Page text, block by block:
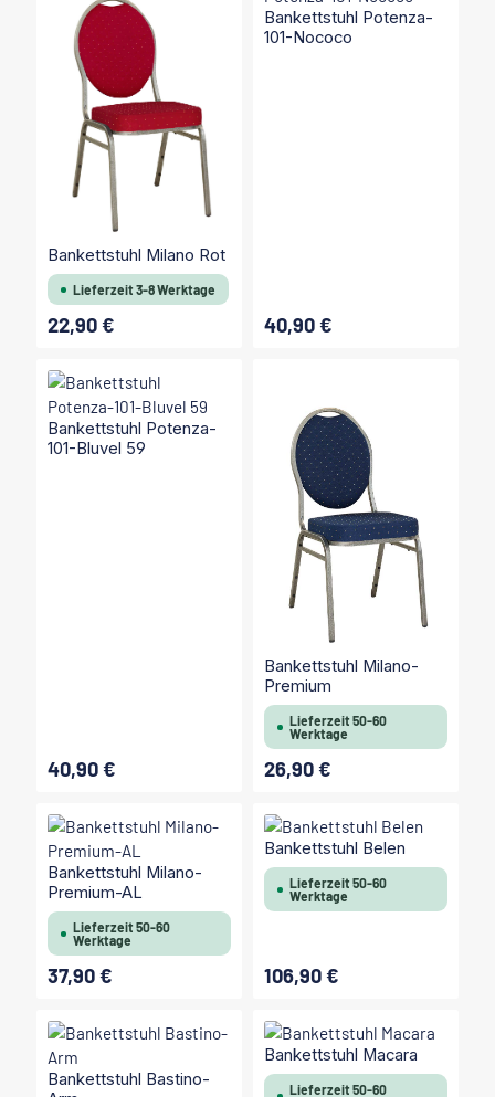
Bankettstuhl Milano Rot
Lieferzeit 3-8 Werktage
Regulärer Preis:
22,90 €
Bankettstuhl Potenza-
101-Nococo
Regulärer Preis:
40,90 €
Bankettstuhl Potenza-
101-Bluvel 59
Regulärer Preis:
40,90 €
Bankettstuhl Milano-
Premium
Lieferzeit 50-60
Werktage
Regulärer Preis:
26,90 €
Bankettstuhl Milano-
Premium-AL
Lieferzeit 50-60
Werktage
Regulärer Preis:
37,90 €
Bankettstuhl Belen
Lieferzeit 50-60
Werktage
Regulärer Preis:
106,90 €
Bankettstuhl Bastino-
Bankettstuhl Macara
Lieferzeit 50-60